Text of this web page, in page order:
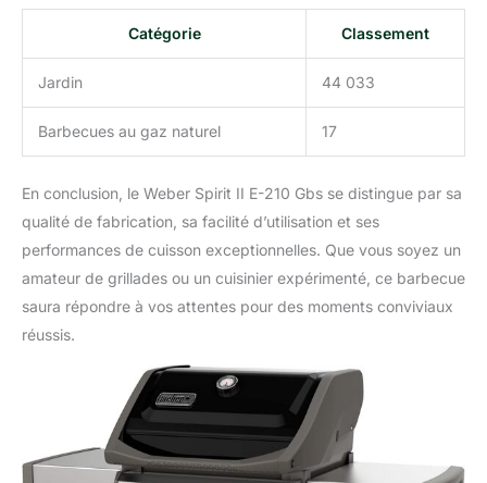
Catégorie Classement
Jardin 44 033
Barbecues au gaz naturel 17
En conclusion, le Weber Spirit II E-210 Gbs se distingue par sa
qualité de fabrication, sa facilité d’utilisation et ses
performances de cuisson exceptionnelles. Que vous soyez un
amateur de grillades ou un cuisinier expérimenté, ce barbecue
saura répondre à vos attentes pour des moments conviviaux
réussis.